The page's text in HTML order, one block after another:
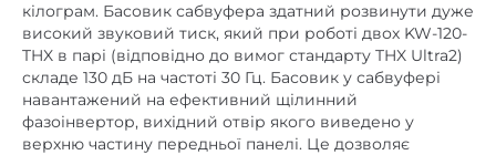
кілограм. Басовик сабвуфера здатний розвинути дуже
високий звуковий тиск, який при роботі двох KW-120-
THX в парі (відповідно до вимог стандарту THX Ultra2)
складе 130 дБ на частоті 30 Гц. Басовик у сабвуфері
навантажений на ефективний щілинний
фазоінвертор, вихідний отвір якого виведено у
верхню частину передньої панелі. Це дозволяє